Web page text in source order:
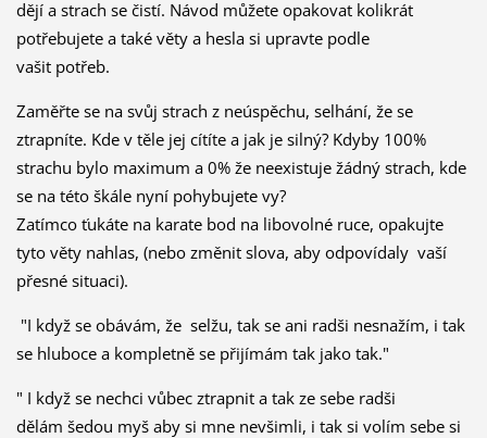
dějí a strach se čistí. Návod můžete opakovat kolikrát
potřebujete a také věty a hesla si upravte podle
vašit potřeb.
Zaměřte se na svůj strach z neúspěchu, selhání, že se
ztrapníte. Kde v těle jej cítíte a jak je silný? Kdyby 100%
strachu bylo maximum a 0% že neexistuje žádný strach, kde
se na této škále nyní pohybujete vy?
Zatímco ťukáte na karate bod na libovolné ruce, opakujte
tyto věty nahlas, (nebo změnit slova, aby odpovídaly vaší
přesné situaci).
"I když se obávám, že selžu, tak se ani radši nesnažím, i tak
se hluboce a kompletně se přijímám tak jako tak."
" I když se nechci vůbec ztrapnit a tak ze sebe radši
dělám šedou myš aby si mne nevšimli, i tak si volím sebe si